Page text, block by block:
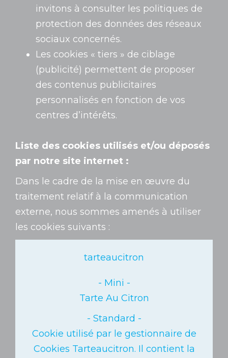
invitons à consulter les politiques de
protection des données des réseaux
sociaux concernés.
Les cookies « tiers » de ciblage
(publicité) permettent de proposer
des contenus publicitaires
personnalisés en fonction de vos
centres d’intérêts.
Liste des cookies utilisés et/ou déposés
par notre site internet :
Dans le cadre de la mise en œuvre du
traitement relatif à la communication
externe, nous sommes amenés à utiliser
les cookies suivants :
tarteaucitron
Tarte Au Citron
Cookie utilisé par le gestionnaire de
Cookies Tarteaucitron. Il contient la